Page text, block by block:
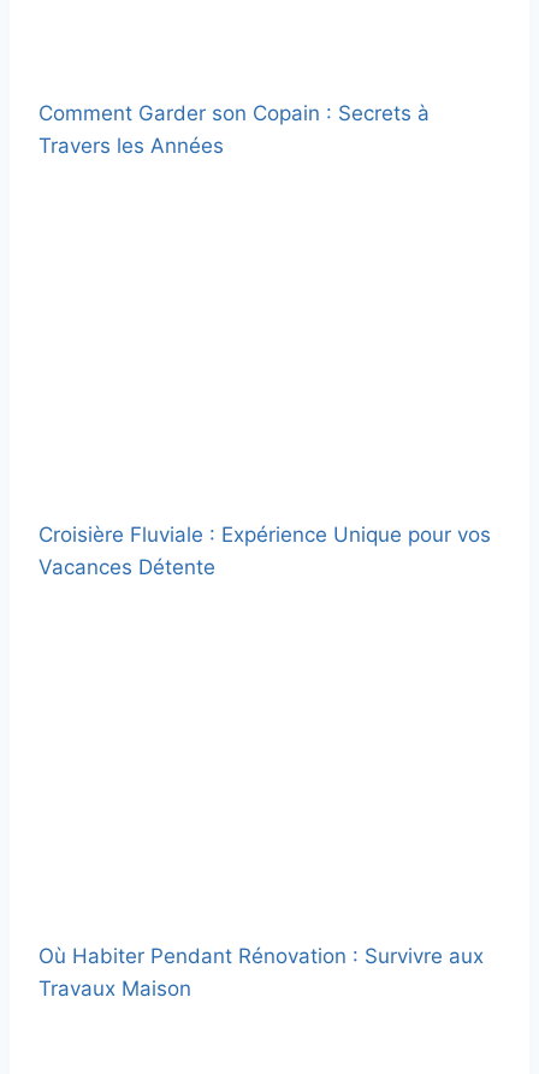
Comment Garder son Copain : Secrets à
Travers les Années
Croisière Fluviale : Expérience Unique pour vos
Vacances Détente
Où Habiter Pendant Rénovation : Survivre aux
Travaux Maison